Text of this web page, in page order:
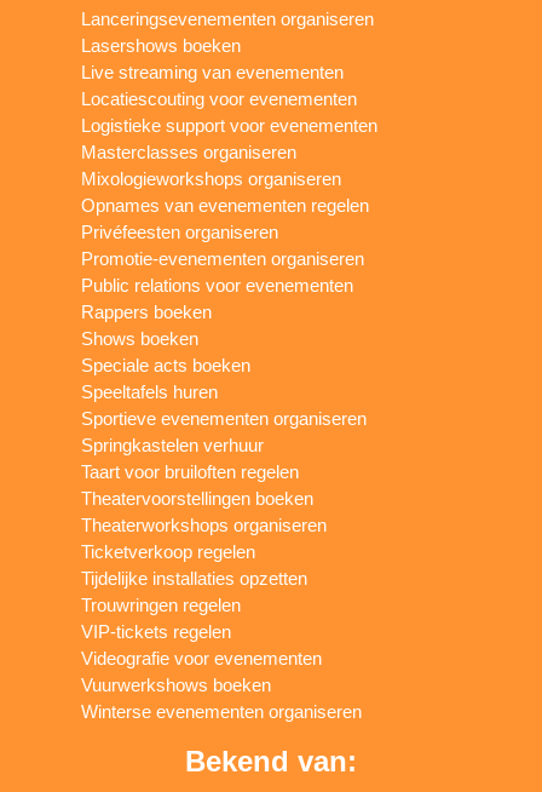
Lanceringsevenementen organiseren
Lasershows boeken
Live streaming van evenementen
Locatiescouting voor evenementen
Logistieke support voor evenementen
Masterclasses organiseren
Mixologieworkshops organiseren
Opnames van evenementen regelen
Privéfeesten organiseren
Promotie-evenementen organiseren
Public relations voor evenementen
Rappers boeken
Shows boeken
Speciale acts boeken
Speeltafels huren
Sportieve evenementen organiseren
Springkastelen verhuur
Taart voor bruiloften regelen
Theatervoorstellingen boeken
Theaterworkshops organiseren
Ticketverkoop regelen
Tijdelijke installaties opzetten
Trouwringen regelen
VIP-tickets regelen
Videografie voor evenementen
Vuurwerkshows boeken
Winterse evenementen organiseren
Bekend van: